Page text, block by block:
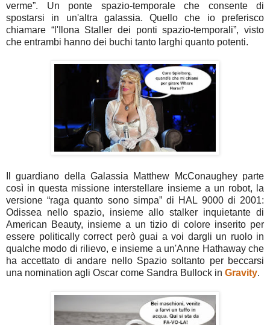
verme”. Un ponte spazio-temporale che consente di
spostarsi in un'altra galassia. Quello che io preferisco
chiamare “l'Ilona Staller dei ponti spazio-temporali”, visto
che entrambi hanno dei buchi tanto larghi quanto potenti.
Il guardiano della Galassia Matthew McConaughey parte
così in questa missione interstellare insieme a un robot, la
versione “raga quanto sono simpa” di HAL 9000 di 2001:
Odissea nello spazio, insieme allo stalker inquietante di
American Beauty, insieme a un tizio di colore inserito per
essere politically correct però guai a voi dargli un ruolo in
qualche modo di rilievo, e insieme a un'Anne Hathaway che
ha accettato di andare nello Spazio soltanto per beccarsi
una nomination agli Oscar come Sandra Bullock in Gravity.